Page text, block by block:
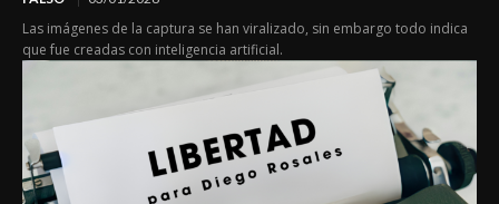
Las imágenes de la captura se han viralizado, sin embargo todo indica
que fue creadas con inteligencia artificial.